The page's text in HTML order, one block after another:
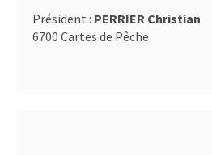
Président : PERRIER Christian
6700 Cartes de Pêche